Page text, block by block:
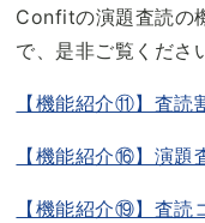
Confitの演題査読の
で、是非ご覧くださ
【機能紹介⑪】査読
【機能紹介⑯】演題
【機能紹介⑲】査読